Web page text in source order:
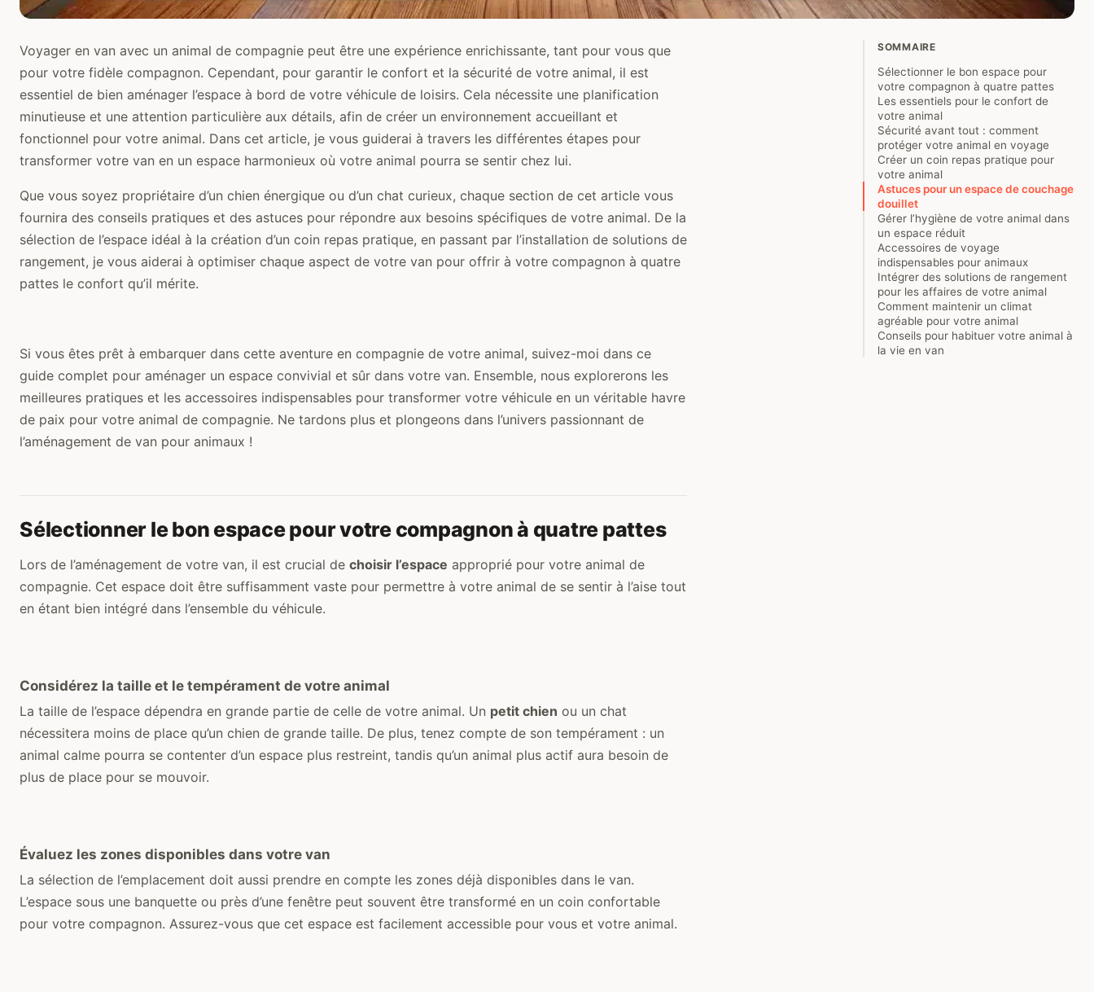
SOMMAIRE
Sélectionner le bon espace pour
votre compagnon à quatre pattes
Les essentiels pour le confort de
votre animal
Sécurité avant tout : comment
protéger votre animal en voyage
Créer un coin repas pratique pour
votre animal
Astuces pour un espace de couchage
douillet
Gérer l’hygiène de votre animal dans
un espace réduit
Accessoires de voyage
indispensables pour animaux
Intégrer des solutions de rangement
pour les affaires de votre animal
Comment maintenir un climat
agréable pour votre animal
Conseils pour habituer votre animal à
la vie en van
Voyager en van avec un animal de compagnie peut être une expérience enrichissante, tant pour vous que
pour votre fidèle compagnon. Cependant, pour garantir le confort et la sécurité de votre animal, il est
essentiel de bien aménager l’espace à bord de votre véhicule de loisirs. Cela nécessite une planification
minutieuse et une attention particulière aux détails, afin de créer un environnement accueillant et
fonctionnel pour votre animal. Dans cet article, je vous guiderai à travers les différentes étapes pour
transformer votre van en un espace harmonieux où votre animal pourra se sentir chez lui.
Que vous soyez propriétaire d’un chien énergique ou d’un chat curieux, chaque section de cet article vous
fournira des conseils pratiques et des astuces pour répondre aux besoins spécifiques de votre animal. De la
sélection de l’espace idéal à la création d’un coin repas pratique, en passant par l’installation de solutions de
rangement, je vous aiderai à optimiser chaque aspect de votre van pour offrir à votre compagnon à quatre
pattes le confort qu’il mérite.
Si vous êtes prêt à embarquer dans cette aventure en compagnie de votre animal, suivez-moi dans ce
guide complet pour aménager un espace convivial et sûr dans votre van. Ensemble, nous explorerons les
meilleures pratiques et les accessoires indispensables pour transformer votre véhicule en un véritable havre
de paix pour votre animal de compagnie. Ne tardons plus et plongeons dans l’univers passionnant de
l’aménagement de van pour animaux !
Sélectionner le bon espace pour votre compagnon à quatre pattes
Lors de l’aménagement de votre van, il est crucial de choisir l’espace approprié pour votre animal de
compagnie. Cet espace doit être suffisamment vaste pour permettre à votre animal de se sentir à l’aise tout
en étant bien intégré dans l’ensemble du véhicule.
Considérez la taille et le tempérament de votre animal
La taille de l’espace dépendra en grande partie de celle de votre animal. Un petit chien ou un chat
nécessitera moins de place qu’un chien de grande taille. De plus, tenez compte de son tempérament : un
animal calme pourra se contenter d’un espace plus restreint, tandis qu’un animal plus actif aura besoin de
plus de place pour se mouvoir.
Évaluez les zones disponibles dans votre van
La sélection de l’emplacement doit aussi prendre en compte les zones déjà disponibles dans le van.
L’espace sous une banquette ou près d’une fenêtre peut souvent être transformé en un coin confortable
pour votre compagnon. Assurez-vous que cet espace est facilement accessible pour vous et votre animal.